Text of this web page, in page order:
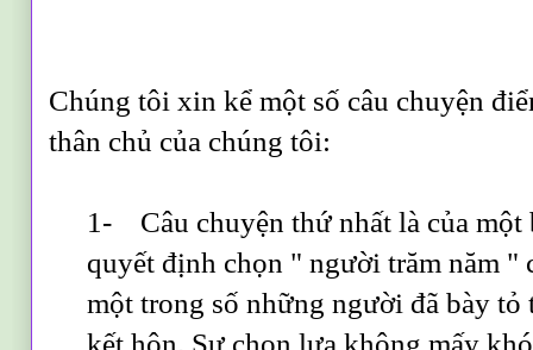
Chúng tôi xin kể một số câu chuyện
thân chủ của chúng tôi:
1- Câu chuyện thứ nhất là của một
quyết định chọn " người trăm năm "
một trong số những người đã bày